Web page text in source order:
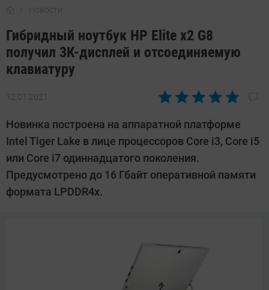
Новости
Гибридный ноутбук HP Elite x2 G8
получил 3К-дисплей и отсоединяемую
клавиатуру
12.01.2021
Автор:
Кошик
Новинка построена на аппаратной платформе
Intel Tiger Lake в лице процессоров Core i3, Core i5
или Core i7 одиннадцатого поколения.
Предусмотрено до 16 Гбайт оперативной памяти
формата LPDDR4x.